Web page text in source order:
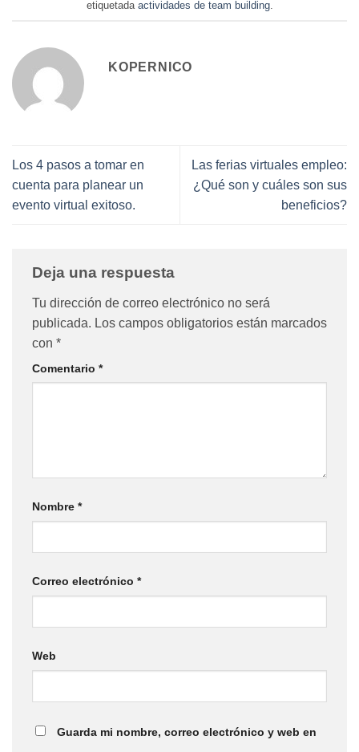
etiquetada actividades de team building.
KOPERNICO
Los 4 pasos a tomar en
cuenta para planear un
evento virtual exitoso.
Las ferias virtuales empleo:
¿Qué son y cuáles son sus
beneficios?
Deja una respuesta
Tu dirección de correo electrónico no será
publicada. Los campos obligatorios están marcados
con *
Comentario *
Nombre *
Correo electrónico *
Web
Guarda mi nombre, correo electrónico y web en